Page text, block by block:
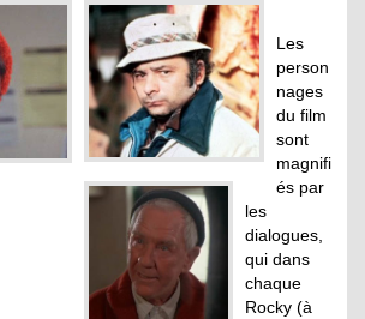
Les
person
nages
du film
sont
magnifi
és par
les
dialogues,
qui dans
chaque
Rocky (à